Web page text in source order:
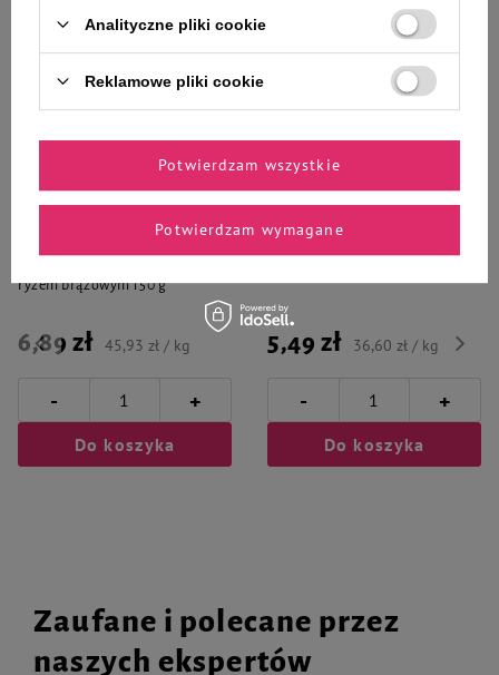
Wybrane specjalnie dla
Ciebie i Twojego czworonoga
ryżem brązowym 150 g
6,89 zł 45,93 zł / kg
- +
Do koszyka
5,49 zł 36,60 zł / kg
- +
Do koszyka
Zaufane i polecane przez
naszych ekspertów
Analityczne pliki cookie
Reklamowe pliki cookie
Potwierdzam wymagane
Potwierdzam wszystkie